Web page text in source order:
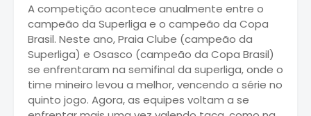
A competição acontece anualmente entre o
campeão da Superliga e o campeão da Copa
Brasil. Neste ano, Praia Clube (campeão da
Superliga) e Osasco (campeão da Copa Brasil)
se enfrentaram na semifinal da superliga, onde o
time mineiro levou a melhor, vencendo a série no
quinto jogo. Agora, as equipes voltam a se